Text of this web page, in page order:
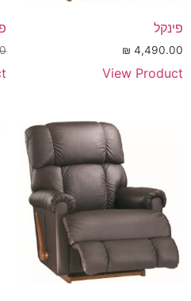
פינקל
₪ 4,490.00
View Product